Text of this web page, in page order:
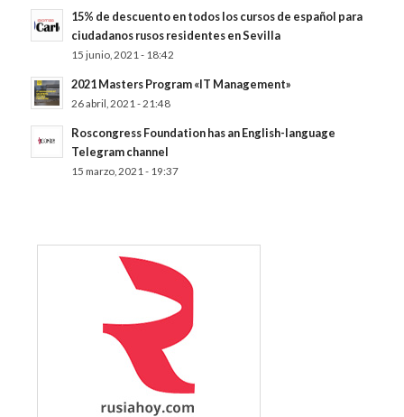
15% de descuento en todos los cursos de español para
ciudadanos rusos residentes en Sevilla
15 junio, 2021 - 18:42
2021 Masters Program «IT Management»
26 abril, 2021 - 21:48
Roscongress Foundation has an English-language
Telegram channel
15 marzo, 2021 - 19:37